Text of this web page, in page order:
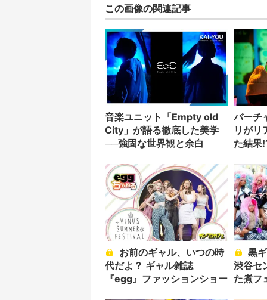
この画像の関連記事
音楽ユニット「Empty old
City」が語る徹底した美学
──強固な世界観と余白
バーチ
リがリ
た結果
代だよ？ ギャル雑誌
『egg』ファッションショー
黒ギャル×落語×アート？
渋谷セ
た煮フ